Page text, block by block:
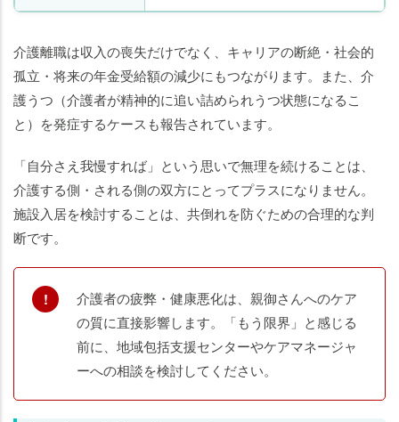
介護離職は収入の喪失だけでなく、キャリアの断絶・社会的
孤立・将来の年金受給額の減少にもつながります。また、介
護うつ（介護者が精神的に追い詰められうつ状態になるこ
と）を発症するケースも報告されています。
「自分さえ我慢すれば」という思いで無理を続けることは、
介護する側・される側の双方にとってプラスになりません。
施設入居を検討することは、共倒れを防ぐための合理的な判
断です。
介護者の疲弊・健康悪化は、親御さんへのケア
の質に直接影響します。「もう限界」と感じる
前に、地域包括支援センターやケアマネージャ
ーへの相談を検討してください。